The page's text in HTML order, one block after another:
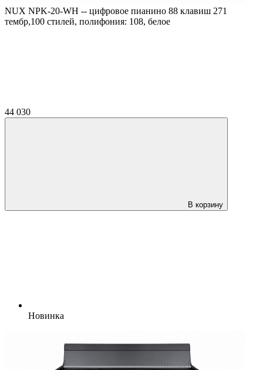
NUX NPK-20-WH -- цифровое пианино 88 клавиш 271
тембр,100 стилей, полифония: 108, белое
44 030
В корзину
Новинка